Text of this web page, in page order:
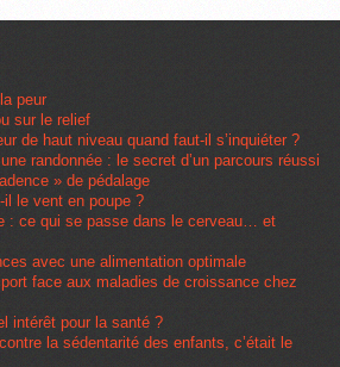
peur
sur le relief
de haut niveau quand faut-il s’inquiéter ?
randonnée : le secret d’un parcours réussi
» de pédalage
il le vent en poupe ?
: ce qui se passe dans le cerveau… et
avec une alimentation optimale
face aux maladies de croissance chez
intérêt pour la santé ?
la sédentarité des enfants, c’était le